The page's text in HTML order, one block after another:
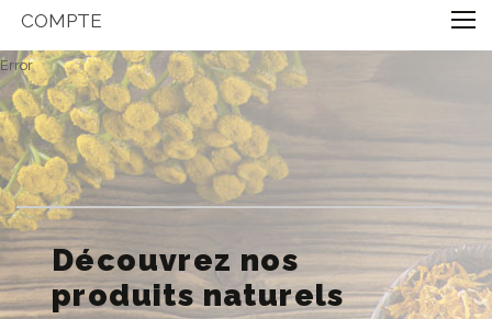
COMPTE
Error
Découvrez nos
produits naturels